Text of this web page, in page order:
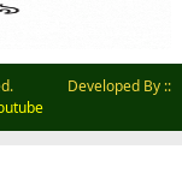
Developed By ::